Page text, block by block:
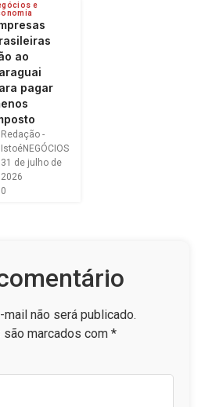
e
ao
pagar
Redação -
IstoéNEGÓCIOS
31 de julho de
2026
0
não será publicado.
marcados com *